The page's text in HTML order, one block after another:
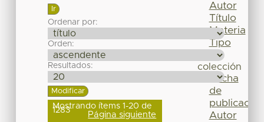
Ordenar por:
Orden:
Resultados:
Mostrando ítems 1-20 de
1283 Página siguiente
Autor
Título
Materia
Tipo
colección
Fecha
de
publicación
Autor